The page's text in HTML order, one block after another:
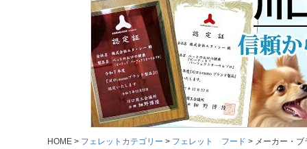
HOME フェレットカテゴリー フェレット フード メーカー・ブ